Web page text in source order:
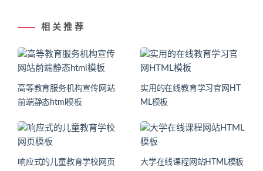
相 关 推 荐
高等教育服务机构宣传网站
前端静态html模板
实用的在线教育学习官网HT
ML模板
响应式的儿童教育学校网页
大学在线课程网站HTML模板